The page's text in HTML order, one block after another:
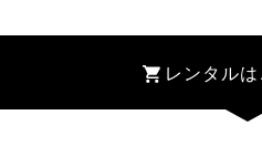
レンタル